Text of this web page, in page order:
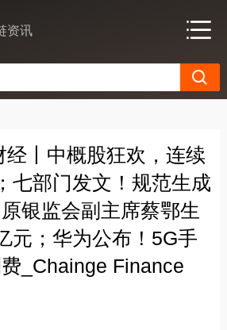
资讯
经丨中概股狂欢，连续
七部门发文！规范生成
银监会副主席蔡鄂生
元；华为公布！5G手
_Chainge Finance